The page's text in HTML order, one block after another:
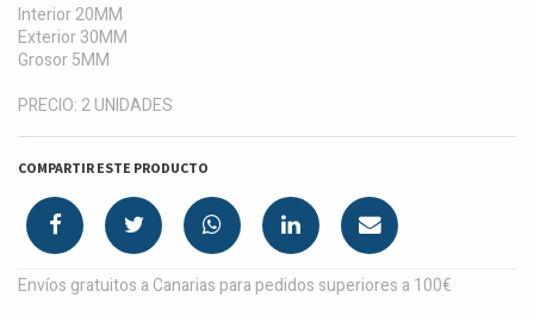
Interior 20MM
Exterior 30MM
Grosor 5MM
PRECIO: 2 UNIDADES
COMPARTIR ESTE PRODUCTO
Envíos gratuitos a Canarias para pedidos superiores a 100€